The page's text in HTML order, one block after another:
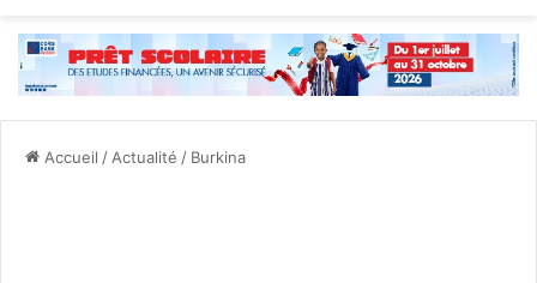
Accueil / Actualité / Burkina